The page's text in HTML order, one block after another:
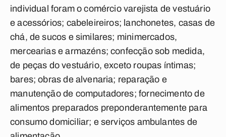
individual foram o comércio varejista de vestuário
e acessórios; cabeleireiros; lanchonetes, casas de
chá, de sucos e similares; minimercados,
mercearias e armazéns; confecção sob medida,
de peças do vestuário, exceto roupas íntimas;
bares; obras de alvenaria; reparação e
manutenção de computadores; fornecimento de
alimentos preparados preponderantemente para
consumo domiciliar; e serviços ambulantes de